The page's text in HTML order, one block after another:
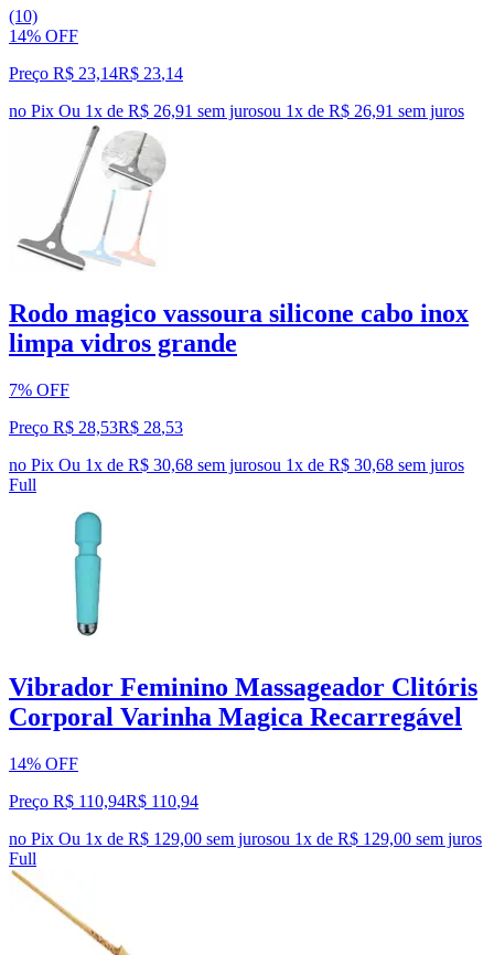
(10)
14% OFF
Preço R$ 23,14R$ 23,14
no Pix Ou 1x de R$ 26,91 sem jurosou 1x de R$ 26,91 sem juros
Rodo magico vassoura silicone cabo inox
limpa vidros grande
7% OFF
Preço R$ 28,53R$ 28,53
no Pix Ou 1x de R$ 30,68 sem jurosou 1x de R$ 30,68 sem juros
Full
Vibrador Feminino Massageador Clitóris
Corporal Varinha Magica Recarregável
14% OFF
Preço R$ 110,94R$ 110,94
no Pix Ou 1x de R$ 129,00 sem jurosou 1x de R$ 129,00 sem juros
Full